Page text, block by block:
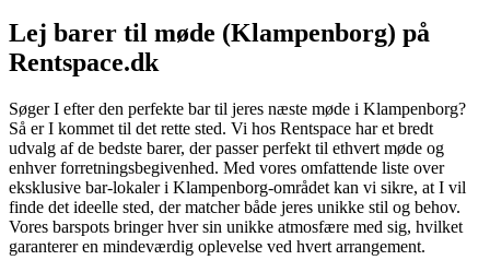
Lej barer til møde (Klampenborg) på
Rentspace.dk
Søger I efter den perfekte bar til jeres næste møde i Klampenborg?
Så er I kommet til det rette sted. Vi hos Rentspace har et bredt
udvalg af de bedste barer, der passer perfekt til ethvert møde og
enhver forretningsbegivenhed. Med vores omfattende liste over
eksklusive bar-lokaler i Klampenborg-området kan vi sikre, at I vil
finde det ideelle sted, der matcher både jeres unikke stil og behov.
Vores barspots bringer hver sin unikke atmosfære med sig, hvilket
garanterer en mindeværdig oplevelse ved hvert arrangement.